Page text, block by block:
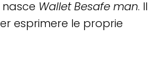
Wallet Besafe man. Il
esprimere le proprie